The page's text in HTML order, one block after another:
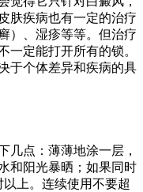
肤疾病也有一定的治疗
）、湿疹等等。但治疗
一定能打开所有的锁。
于个体差异和疾病的具
几点：薄薄地涂一层，
和阳光暴晒；如果同时
上。连续使用不要超